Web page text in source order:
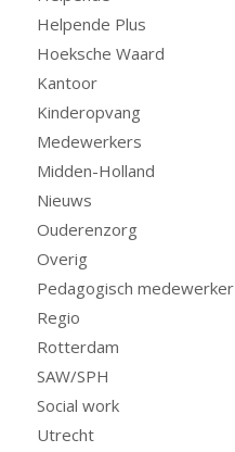
Helpende Plus
Hoeksche Waard
Kantoor
Kinderopvang
Medewerkers
Midden-Holland
Nieuws
Ouderenzorg
Overig
Pedagogisch medewerker
Regio
Rotterdam
SAW/SPH
Social work
Utrecht